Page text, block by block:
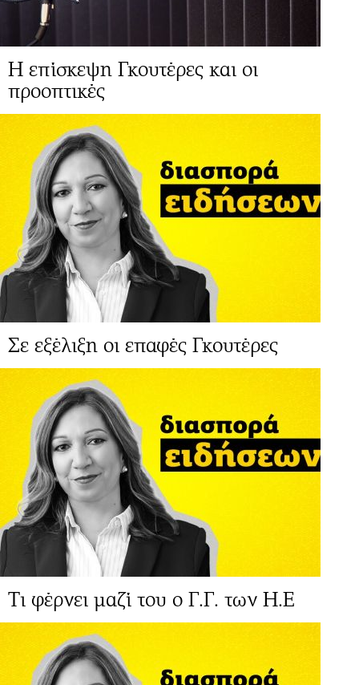
Η επίσκεψη Γκουτέρες και οι
προοπτικές
Σε εξέλιξη οι επαφές Γκουτέρες
Τι φέρνει μαζί του ο Γ.Γ. των Η.Ε